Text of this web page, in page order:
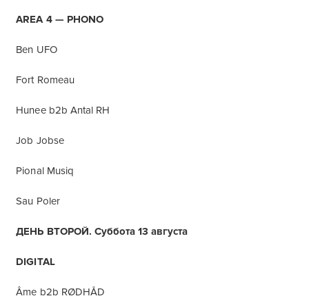
AREA 4 — PHONO
Ben UFO
Fort Romeau
Hunee b2b Antal RH
Job Jobse
Pional Musiq
Sau Poler
ДЕНЬ ВТОРОЙ. Суббота 13 августа
DIGITAL
Âme b2b RØDHÅD